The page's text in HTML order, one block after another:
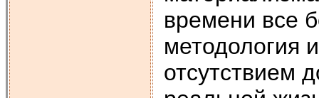
времени все
методология
отсутствием